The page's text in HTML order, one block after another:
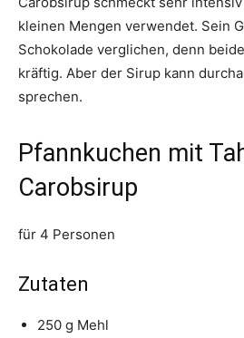
kleinen Mengen verwendet. Sein
Schokolade verglichen, denn
kräftig. Aber der Sirup kann
sprechen.
Pfannkuchen mit
Carobsirup
für 4 Personen
Zutaten
250 g Mehl